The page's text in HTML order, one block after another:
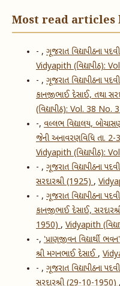
Most read articles
- , ગૂજરાત વિદ્યાપીઠના
Vidyapith (વિદ્યાપીઠ):
- , ગૂજરાત વિદ્યાપીઠના
કાનજીભાઈ દેસાઈ, તથા
(વિદ્યાપીઠ): Vol. 38 No.
-, વલ્લભ વિદ્યાલય,
જેની અનાવરણવિધિ તા. 2-3-
Vidyapith (વિદ્યાપીઠ):
- , ગૂજરાત વિદ્યાપીઠના
સરદારશ્રી (1925) ,
- , ગૂજરાત વિદ્યાપીઠના
કાનજીભાઈ દેસાઈ,
1950) , Vidyapith
-, 'પ્રાણજીવન વિદ્યાર્થી
શ્રી મગનભાઈ દેસાઈ ,
- , ગૂજરાત વિદ્યાપીઠના
સરદારશ્રી (29-10-1950) ,